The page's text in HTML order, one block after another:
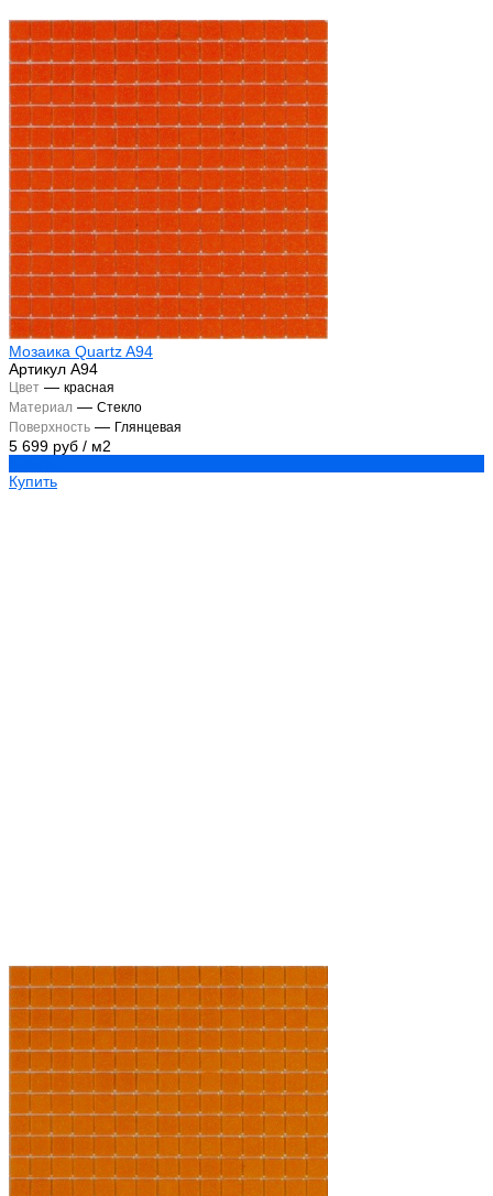
Мозаика Quartz A94
Артикул А94
Цвет — красная
Материал — Стекло
Поверхность — Глянцевая
5 699 руб / м2
Купить